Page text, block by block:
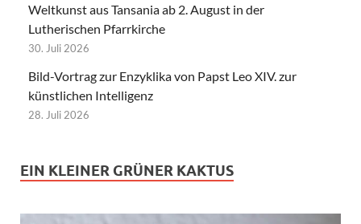
Weltkunst aus Tansania ab 2. August in der
Lutherischen Pfarrkirche
30. Juli 2026
Bild-Vortrag zur Enzyklika von Papst Leo XIV. zur
künstlichen Intelligenz
28. Juli 2026
EIN KLEINER GRÜNER KAKTUS